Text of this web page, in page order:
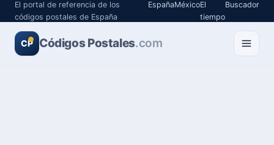
El portal de referencia de los
códigos postales de España
EspañaMéxicoEl
tiempo
Buscador
CP Códigos Postales.com